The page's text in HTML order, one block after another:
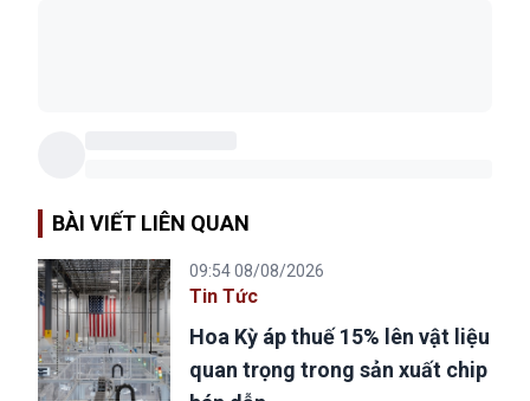
BÀI VIẾT LIÊN QUAN
09:54 08/08/2026
Tin Tức
Hoa Kỳ áp thuế 15% lên vật liệu
quan trọng trong sản xuất chip